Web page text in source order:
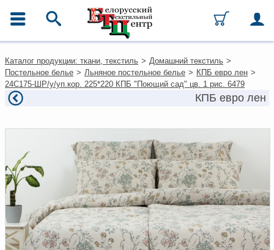
Каталог
Ткани
Домашний текстиль
Одежда
Текстиль для ресторанов и
Текстильная галантерея и
фурнитура
Условия работы
Оплата и доставка
Как оформить заказ
Вакансии
Каталог продукции: ткани, текстиль > Домашний текстиль >
Постельное белье > Льняное постельное белье > КПБ евро лен >
24С175-ШР/у/уп.кор. 225*220 КПБ "Поющий сад" цв. 1 рис. 6479
КПБ евро лен